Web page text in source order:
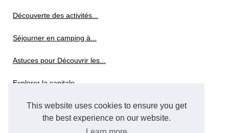
This website uses cookies to ensure you get
the best experience on our website.
Découverte des activités...
Séjourner en camping à...
Astuces pour Découvrir les...
Explorer la capitale...
Achetez votre pass visite New...
Profitez de tout le confort...